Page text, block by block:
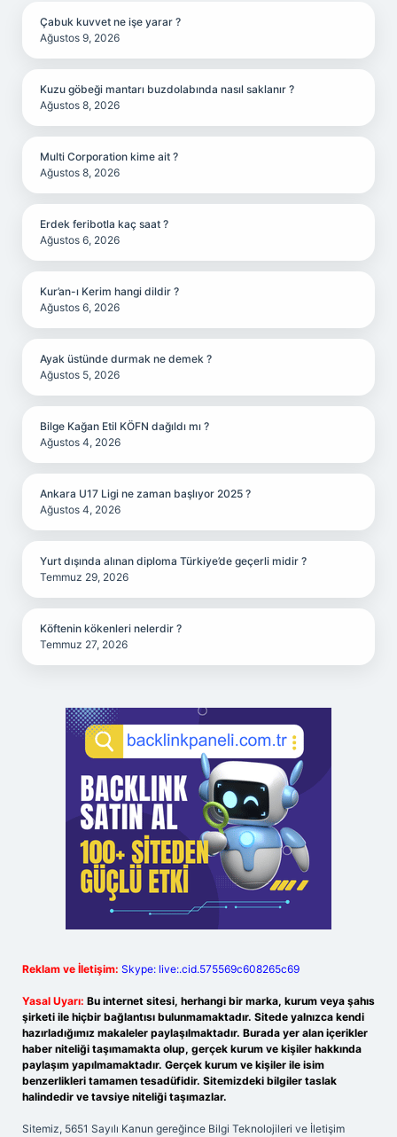
Çabuk kuvvet ne işe yarar ?
Ağustos 9, 2026
Kuzu göbeği mantarı buzdolabında nasıl saklanır ?
Ağustos 8, 2026
Multi Corporation kime ait ?
Ağustos 8, 2026
Erdek feribotla kaç saat ?
Ağustos 6, 2026
Kur’an-ı Kerim hangi dildir ?
Ağustos 6, 2026
Ayak üstünde durmak ne demek ?
Ağustos 5, 2026
Bilge Kağan Etil KÖFN dağıldı mı ?
Ağustos 4, 2026
Ankara U17 Ligi ne zaman başlıyor 2025 ?
Ağustos 4, 2026
Yurt dışında alınan diploma Türkiye’de geçerli midir ?
Temmuz 29, 2026
Köftenin kökenleri nelerdir ?
Temmuz 27, 2026
Reklam ve İletişim: Skype: live:.cid.575569c608265c69
Yasal Uyarı: Bu internet sitesi, herhangi bir marka, kurum veya şahıs
şirketi ile hiçbir bağlantısı bulunmamaktadır. Sitede yalnızca kendi
hazırladığımız makaleler paylaşılmaktadır. Burada yer alan içerikler
haber niteliği taşımamakta olup, gerçek kurum ve kişiler hakkında
paylaşım yapılmamaktadır. Gerçek kurum ve kişiler ile isim
benzerlikleri tamamen tesadüfidir. Sitemizdeki bilgiler taslak
halindedir ve tavsiye niteliği taşımazlar.
Sitemiz, 5651 Sayılı Kanun gereğince Bilgi Teknolojileri ve İletişim